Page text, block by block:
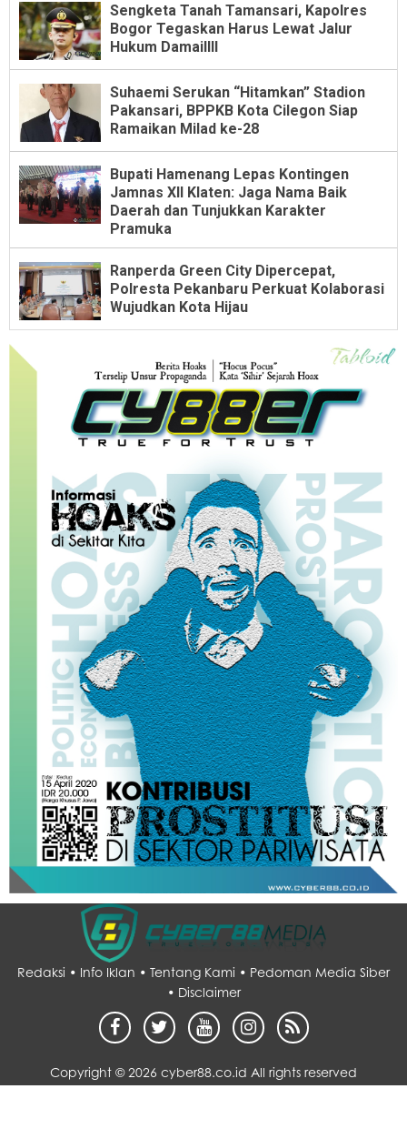
Sengketa Tanah Tamansari, Kapolres
Bogor Tegaskan Harus Lewat Jalur
Hukum Damaillll
Suhaemi Serukan “Hitamkan” Stadion
Pakansari, BPPKB Kota Cilegon Siap
Ramaikan Milad ke-28
Bupati Hamenang Lepas Kontingen
Jamnas XII Klaten: Jaga Nama Baik
Daerah dan Tunjukkan Karakter
Pramuka
Ranperda Green City Dipercepat,
Polresta Pekanbaru Perkuat Kolaborasi
Wujudkan Kota Hijau
Redaksi • Info Iklan • Tentang Kami • Pedoman Media Siber
• Disclaimer
Copyright ©2026 cyber88.co.id All rights reserved